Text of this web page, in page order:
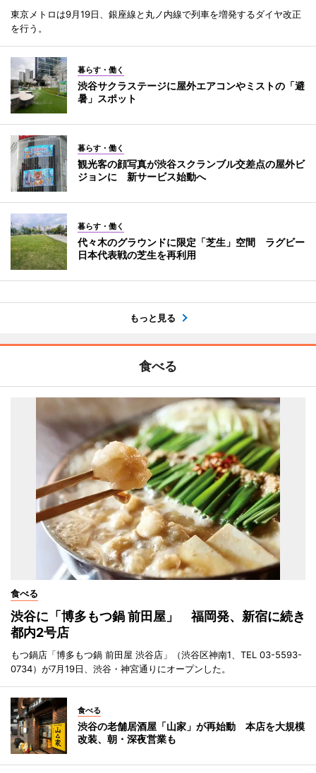
東京メトロは9月19日、銀座線と丸ノ内線で列車を増発するダイヤ改正
を行う。
暮らす・働く
渋谷サクラステージに屋外エアコンやミストの「避
暑」スポット
暮らす・働く
観光客の顔写真が渋谷スクランブル交差点の屋外ビ
ジョンに 新サービス始動へ
暮らす・働く
代々木のグラウンドに限定「芝生」空間 ラグビー
日本代表戦の芝生を再利用
もっと見る
食べる
食べる
渋谷に「博多もつ鍋 前田屋」 福岡発、新宿に続き
都内2号店
もつ鍋店「博多もつ鍋 前田屋 渋谷店」（渋谷区神南1、TEL 03-5593-
0734）が7月19日、渋谷・神宮通りにオープンした。
食べる
渋谷の老舗居酒屋「山家」が再始動 本店を大規模
改装、朝・深夜営業も